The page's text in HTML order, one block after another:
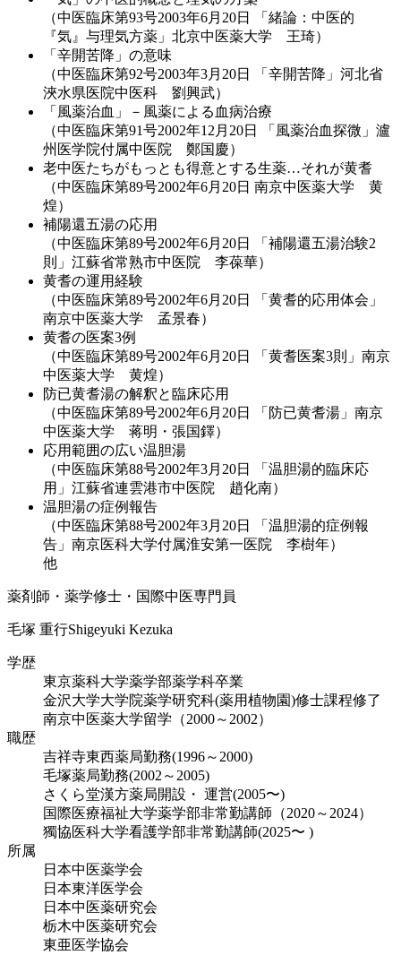
（中医臨床第93号2003年6月20日 「緒論：中医的
『気』与理気方薬」北京中医薬大学 王琦）
「辛開苦降」の意味
（中医臨床第92号2003年3月20日 「辛開苦降」河北省
浹水県医院中医科 劉興武）
「風薬治血」－風薬による血病治療
（中医臨床第91号2002年12月20日 「風薬治血探微」瀘
州医学院付属中医院 鄭国慶）
老中医たちがもっとも得意とする生薬…それが黄耆
（中医臨床第89号2002年6月20日 南京中医薬大学 黄
煌）
補陽還五湯の応用
（中医臨床第89号2002年6月20日 「補陽還五湯治験2
則」江蘇省常熟市中医院 李葆華）
黄耆の運用経験
（中医臨床第89号2002年6月20日 「黄耆的応用体会」
南京中医薬大学 孟景春）
黄耆の医案3例
（中医臨床第89号2002年6月20日 「黄耆医案3則」南京
中医薬大学 黄煌）
防已黄耆湯の解釈と臨床応用
（中医臨床第89号2002年6月20日 「防已黄耆湯」南京
中医薬大学 蒋明・張国鐸）
応用範囲の広い温胆湯
（中医臨床第88号2002年3月20日 「温胆湯的臨床応
用」江蘇省連雲港市中医院 趙化南）
温胆湯の症例報告
（中医臨床第88号2002年3月20日 「温胆湯的症例報
告」南京医科大学付属淮安第一医院 李樹年）
他
薬剤師・薬学修士・国際中医専門員
毛塚 重行Shigeyuki Kezuka
学歴
東京薬科大学薬学部薬学科卒業
金沢大学大学院薬学研究科(薬用植物園)修士課程修了
南京中医薬大学留学（2000～2002）
職歴
吉祥寺東西薬局勤務(1996～2000)
毛塚薬局勤務(2002～2005)
さくら堂漢方薬局開設・ 運営(2005〜)
国際医療福祉大学薬学部非常勤講師（2020～2024）
獨協医科大学看護学部非常勤講師(2025〜 )
所属
日本中医薬学会
日本東洋医学会
日本中医薬研究会
栃木中医薬研究会
東亜医学協会